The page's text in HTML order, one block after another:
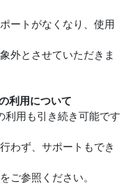
ートがなくなり、使用
外とさせていただきま
利用について
利用も引き続き可能です
わず、サポートもでき
ご参照ください。